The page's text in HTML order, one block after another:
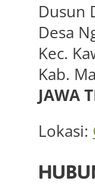
Dusun
Desa
Kec.
Kab.
JAWA
Lokasi: